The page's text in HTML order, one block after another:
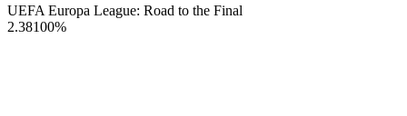
UEFA Europa League: Road to the Final
2.38100%